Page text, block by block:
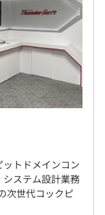
トドメインコン
システム設計業務
次世代コックピ